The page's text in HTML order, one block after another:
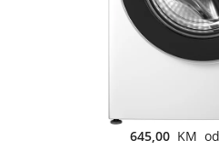
645,00 KM